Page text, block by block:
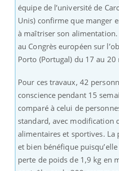
équipe de l’université de
Unis) confirme que manger
à maîtriser son
au Congrès européen sur
Porto (Portugal) du 17 au 20
Pour ces travaux, 42
conscience pendant 15
comparé à celui de
standard, avec modification
alimentaires et sportives. La
et bien bénéfique puisqu’elle
perte de poids de 1,9 kg en